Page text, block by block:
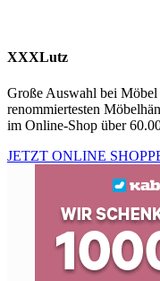
XXXLutz
Große Auswahl bei
renommiertesten
im Online-Shop über
JETZT ONLINE